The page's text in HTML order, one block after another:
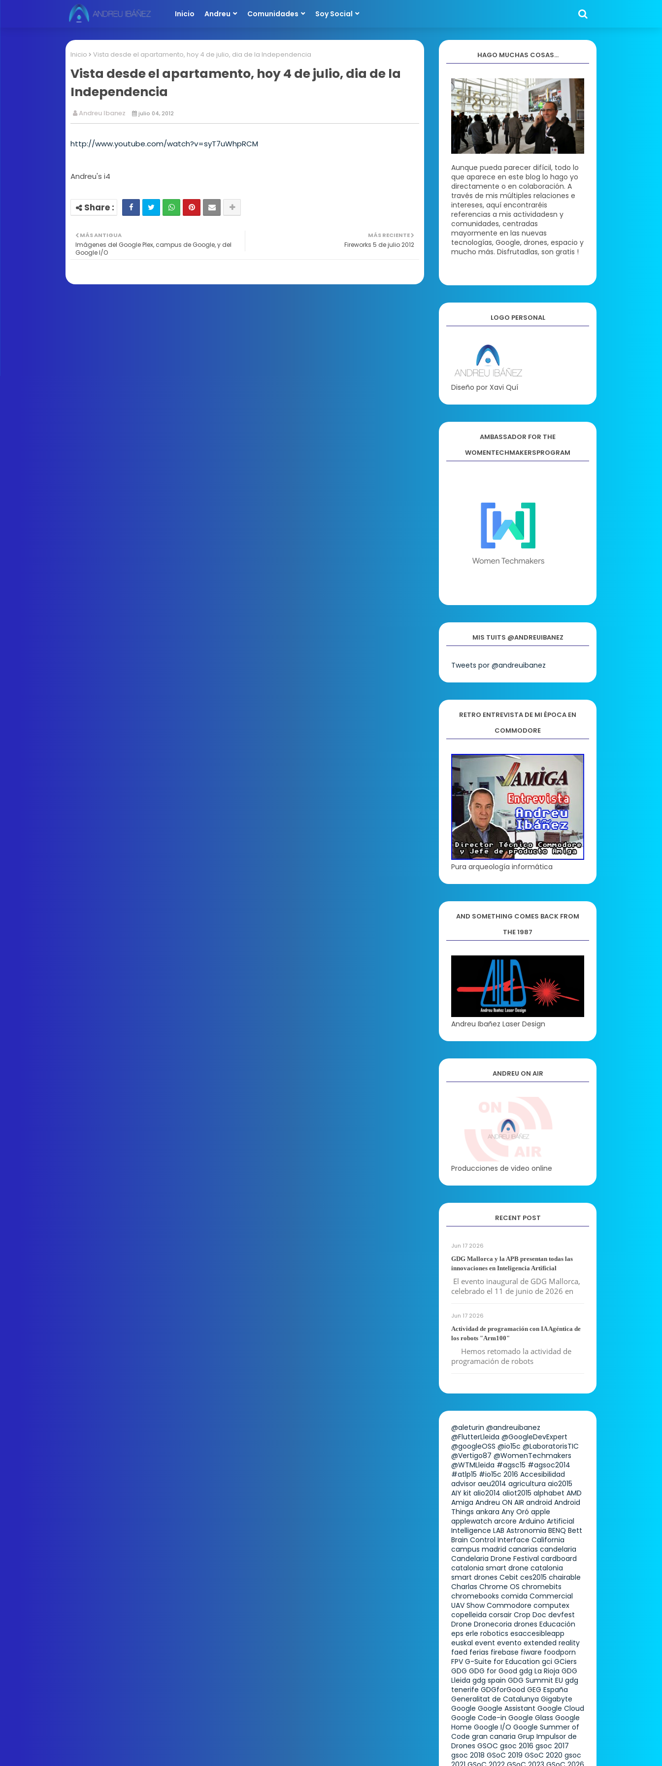
Inicio Andreu Comunidades Soy Social
Inicio Vista desde el apartamento, hoy 4 de julio, dia de la Independencia
Vista desde el apartamento, hoy 4 de julio, dia de la
Independencia
Andreu Ibanez julio 04, 2012
http://www.youtube.com/watch?v=syT7uWhpRCM
Andreu's i4
MÁS RECIENTE
Fireworks 5 de julio 2012
MÁS ANTIGUA
Imágenes del Google Plex, campus de Google, y del
Google I/O
HAGO MUCHAS COSAS...
Aunque pueda parecer difícil, todo lo
que aparece en este blog lo hago yo
directamente o en colaboración. A
través de mis múltiples relaciones e
intereses, aquí encontraréis
referencias a mis actividadesn y
comunidades, centradas
mayormente en las nuevas
tecnologías, Google, drones, espacio y
mucho más. Disfrutadlas, son gratis !
LOGO PERSONAL
Diseño por Xavi Quí
AMBASSADOR FOR THE
WOMENTECHMAKERSPROGRAM
MIS TUITS @ANDREUIBANEZ
Tweets por @andreuibanez
RETRO ENTREVISTA DE MI ÉPOCA EN
COMMODORE
Pura arqueología informática
AND SOMETHING COMES BACK FROM
THE 1987
Andreu Ibañez Laser Design
ANDREU ON AIR
Producciones de video online
RECENT POST
Jun 17 2026
GDG Mallorca y la APB presentan todas las
innovaciones en Inteligencia Artificial
El evento inaugural de GDG Mallorca,
celebrado el 11 de junio de 2026 en
Jun 17 2026
Actividad de programación con IA Agéntica de
los robots "Arm100"
Hemos retomado la actividad de
programación de robots
@aleturin @andreuibanez
@FlutterLleida @GoogleDevExpert
@googleOSS @io15c @LaboratorisTIC
@Vertigo87 @WomenTechmakers
@WTMLleida #agsc15 #agsoc2014
#atlp15 #io15c 2016 Accesibilidad
advisor aeu2014 agricultura aio2015
AIY kit alio2014 aliot2015 alphabet AMD
Amiga Andreu ON AIR android Android
Things ankara Any Oró apple
applewatch arcore Arduino Artificial
Intelligence LAB Astronomia BENQ Bett
Brain Control Interface California
campus madrid canarias candelaria
Candelaria Drone Festival cardboard
catalonia smart drone catalonia
smart drones Cebit ces2015 chairable
Charlas Chrome OS chromebits
chromebooks comida Commercial
UAV Show Commodore computex
copelleida corsair Crop Doc devfest
Drone Dronecoria drones Educación
eps erle robotics esaccesibleapp
euskal event evento extended reality
faed ferias firebase fiware foodporn
FPV G-Suite for Education gci GCiers
GDG GDG for Good gdg La Rioja GDG
Lleida gdg spain GDG Summit EU gdg
tenerife GDGforGood GEG España
Generalitat de Catalunya Gigabyte
Google Google Assistant Google Cloud
Google Code-in Google Glass Google
Home Google I/O Google Summer of
Code gran canaria Grup Impulsor de
Drones GSOC gsoc 2016 gsoc 2017
gsoc 2018 GSoC 2019 GSoC 2020 gsoc